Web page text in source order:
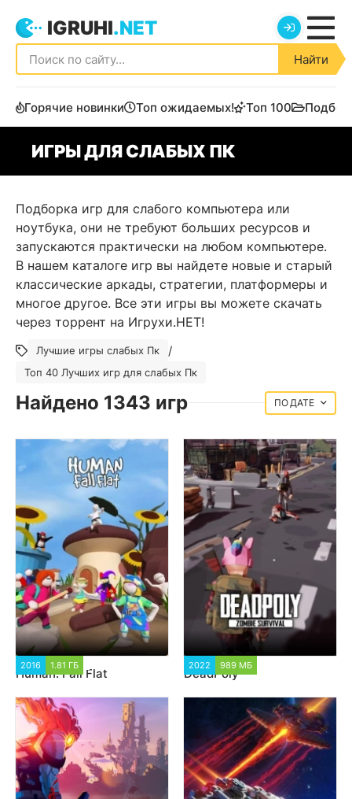
IGRUHI.NET
Найти
Горячие новинки Топ ожидаемых! Топ 100
ИГРЫ ДЛЯ СЛАБЫХ ПК
Подборка игр для слабого компьютера или
ноутбука, они не требуют больших ресурсов и
запускаются практически на любом компьютере.
В нашем каталоге игр вы найдете новые и старый
классические аркады, стратегии, платформеры и
многое другое. Все эти игры вы можете скачать
через торрент на Игрухи.НЕТ!
Лучшие игры слабых Пк /
Топ 40 Лучших игр для слабых Пк
Найдено 1343 игр ДАТЕ
2016 1.81 ГБ
Human: Fall Flat
2022 989 МБ
DeadPoly